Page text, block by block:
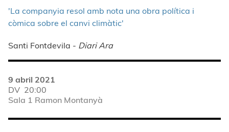
'La companyia resol amb nota una obra política i
còmica sobre el canvi climàtic'
Santi Fontdevila - Diari Ara
9 abril 2021
DV 20:00
Sala 1 Ramon Montanyà